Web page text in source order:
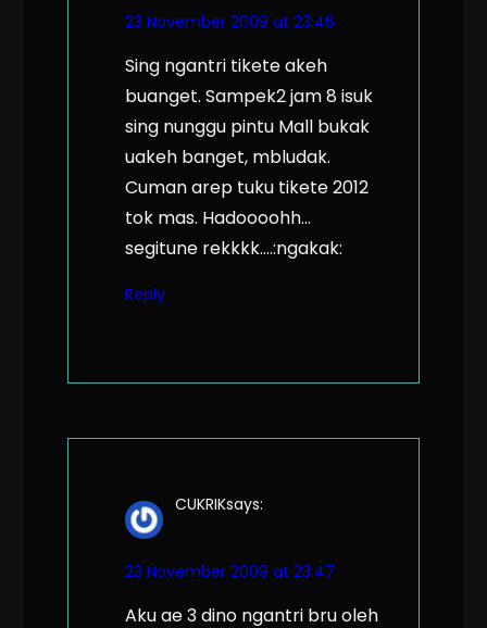
23 November 2009 at 23:46
Sing ngantri tikete akeh
buanget. Sampek2 jam 8 isuk
sing nunggu pintu Mall bukak
uakeh banget, mbludak.
Cuman arep tuku tikete 2012
tok mas. Hadoooohh…
segitune rekkkk….:ngakak:
Reply
CUKRIKsays:
23 November 2009 at 23:47
Aku ae 3 dino ngantri bru oleh